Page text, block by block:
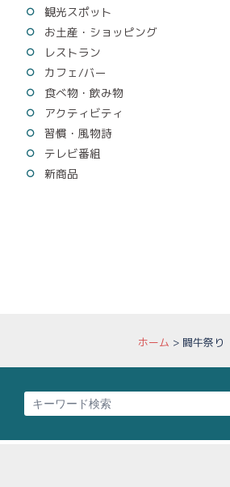
観光スポット
お土産・ショッピング
レストラン
カフェ/バー
食べ物・飲み物
アクティビティ
習慣・風物詩
テレビ番組
新商品
ホーム > 闘牛祭り